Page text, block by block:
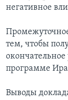
негативное
тем, чтобы
программе
Выводы